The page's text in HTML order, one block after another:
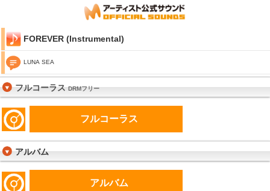
FOREVER (Instrumental)
LUNA SEA
フルコーラスDRMフリー
フルコーラス
アルバム
アルバム